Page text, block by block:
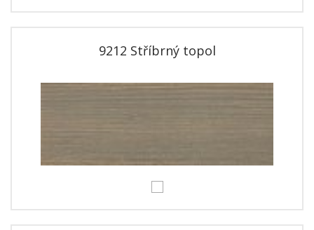
9212 Stříbrný topol